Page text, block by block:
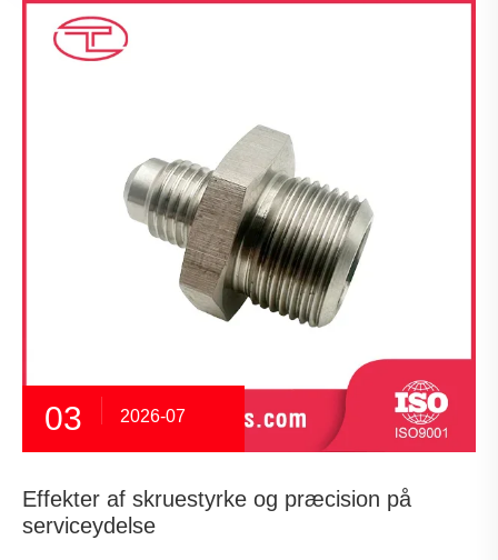
03 2026-07
Effekter af skruestyrke og præcision på
serviceydelse